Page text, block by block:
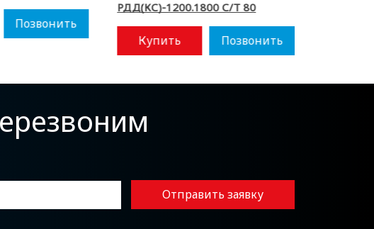
Позвонить
РДД(КС)-1200.1800 С/Т 80
Купить Позвонить
Отправить заявку